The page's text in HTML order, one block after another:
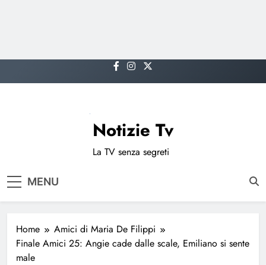
to
Notizie Tv
La TV senza segreti
MENU
Home
Amici di Maria De Filippi
Finale Amici 25: Angie cade dalle scale, Emiliano si sente
male